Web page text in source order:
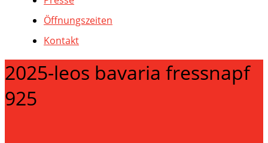
Öffnungszeiten
Kontakt
2025-leos bavaria fressnapf
925